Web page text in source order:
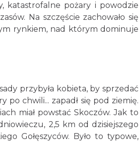
katastrofalne pożary i powodzie
Na szczęście zachowało się
rynkiem, nad którym dominuje
przybyła kobieta, by sprzedać
chwili... zapadł się pod ziemię.
miał powstać Skoczów. Jak to
2,5 km od dzisiejszego
Gołęszyców. Było to typowe,